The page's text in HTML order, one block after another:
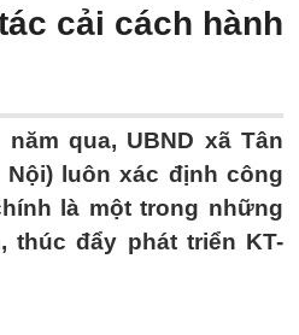
cải cách hành
năm qua, UBND xã Tân
Nội) luôn xác định công
là một trong những
thúc đẩy phát triển KT-